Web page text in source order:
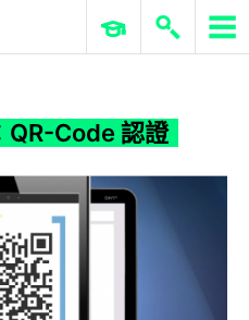
：QR-Code 認證
ERP 與商業 AI
QR-Code 認證